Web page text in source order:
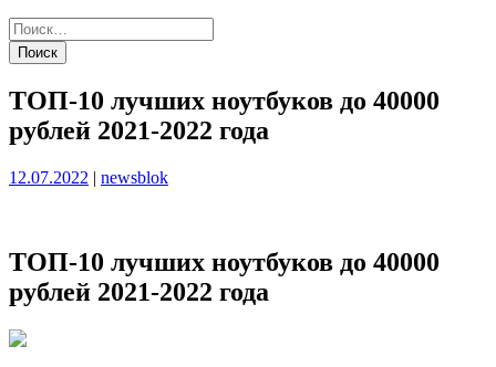
ТОП-10 лучших ноутбуков до 40000
рублей 2021-2022 года
Опубликовано
12.07.2022 | Опубликовано
newsblok
ТОП-10 лучших ноутбуков до 40000
рублей 2021-2022 года